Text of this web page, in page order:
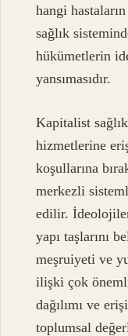
hangi
sağlık
hükümetlerin
yansımasıdır.
Kapitalist
hizmetlerine
koşullarına
merkezli
edilir.
yapı taşlarını
meşruiyeti ve
ilişki çok
dağılımı ve
toplumsal